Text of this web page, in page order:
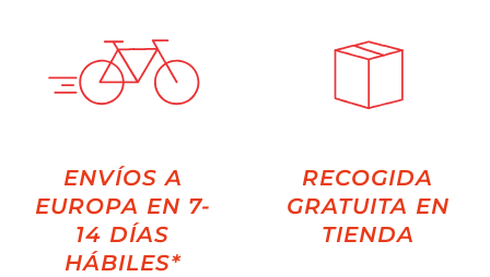
ENVÍOS A
EUROPA EN 7-
14 DÍAS
HÁBILES*
RECOGIDA
GRATUITA EN
TIENDA